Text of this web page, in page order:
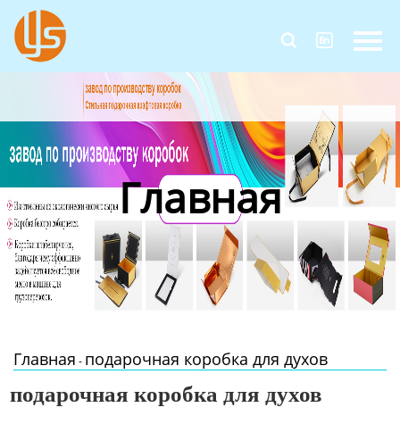
 
Главная
Продукция
О Нас
Контакты Главная
Главная - подарочная коробка для духов
подарочная коробка для духов